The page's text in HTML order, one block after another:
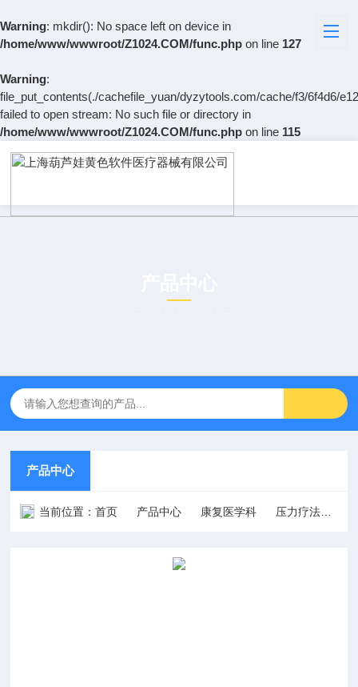
Warning: mkdir(): No space left on device in
/home/www/wwwroot/Z1024.COM/func.php on line 127
Warning:
file_put_contents(./cachefile_yuan/dyzytools.com/cache/f3/6f4d6/
failed to open stream: No such file or directory in
/home/www/wwwroot/Z1024.COM/func.php on line 115
产品中心
当前位置：首页 产品中心 康复医学科 压力疗法